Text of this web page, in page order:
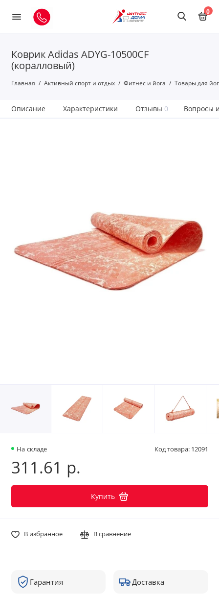
0
Коврик Adidas ADYG-10500CF
(коралловый)
Главная Активный спорт и отдых Фитнес и йога Товары для
Описание Характеристики Отзывы 0 Вопросы
На складе Код товара: 12091
311.61 р.
Купить
В избранное В сравнение
Гарантия Доставка